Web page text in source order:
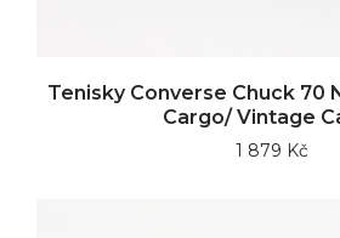
Tenisky Converse Chuck 70
Cargo/ Vintage
1 879 Kč